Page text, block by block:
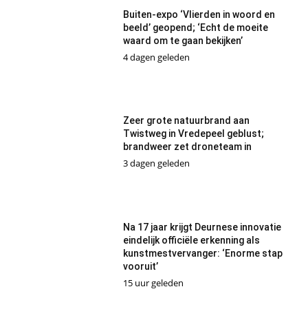
Buiten-expo ‘Vlierden in woord en
beeld’ geopend; ‘Echt de moeite
waard om te gaan bekijken’
4 dagen geleden
Zeer grote natuurbrand aan
Twistweg in Vredepeel geblust;
brandweer zet droneteam in
3 dagen geleden
Na 17 jaar krijgt Deurnese innovatie
eindelijk officiële erkenning als
kunstmestvervanger: ‘Enorme stap
vooruit’
15 uur geleden